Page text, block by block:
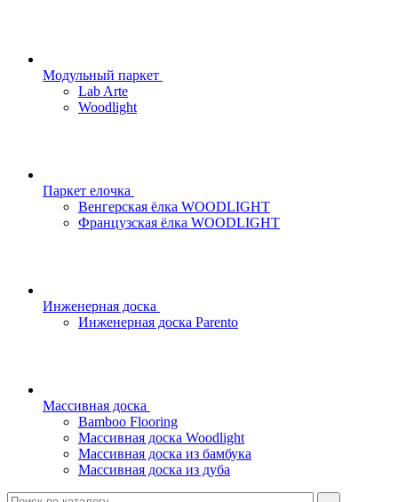
Модульный паркет
Lab Arte
Woodlight
Паркет елочка
Венгерская ёлка WOODLIGHT
Французская ёлка WOODLIGHT
Инженерная доска
Инженерная доска Parento
Массивная доска
Bamboo Flooring
Массивная доска Woodlight
Массивная доска из бамбука
Массивная доска из дуба